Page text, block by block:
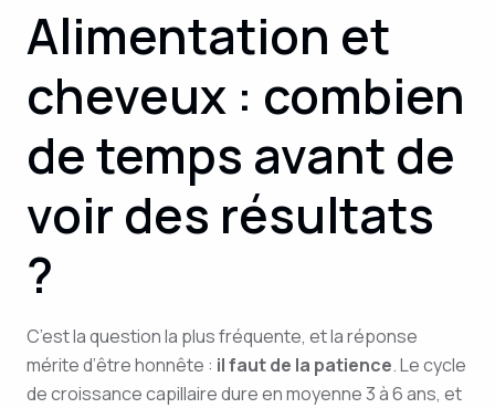
Alimentation et
cheveux : combien
de temps avant de
voir des résultats
?
C’est la question la plus fréquente, et la réponse
mérite d’être honnête : il faut de la patience. Le cycle
de croissance capillaire dure en moyenne 3 à 6 ans, et